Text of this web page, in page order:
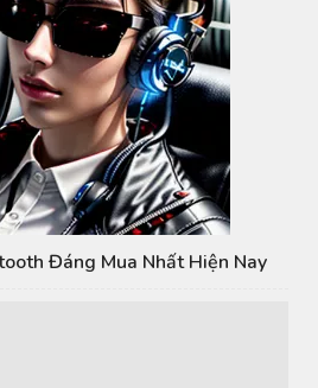
Đáng Mua Nhất Hiện Nay